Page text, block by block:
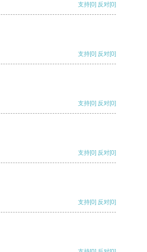
支持[0] 反对[0]
支持[0] 反对[0]
支持[0] 反对[0]
支持[0] 反对[0]
支持[0] 反对[0]